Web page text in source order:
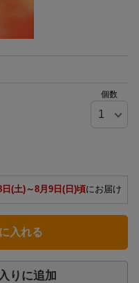
個数
日(土)～8月9日(日)頃にお届け
入れる
りに追加